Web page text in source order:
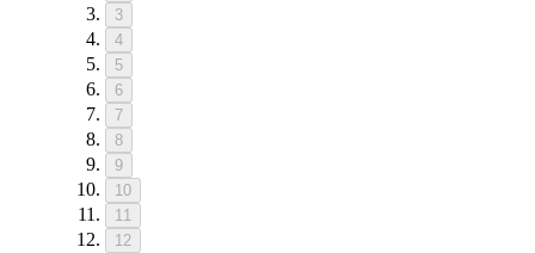
3
4
5
6
7
8
9
10
11
12